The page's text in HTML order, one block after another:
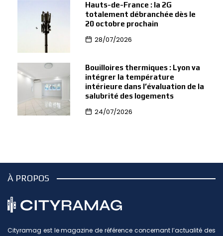
Hauts-de-France : la 2G
totalement débranchée dès le
20 octobre prochain
28/07/2026
Bouilloires thermiques : Lyon va
intégrer la température
intérieure dans l’évaluation de la
salubrité des logements
24/07/2026
À PROPOS
Cityramag est le magazine de référence concernant l’actualité des